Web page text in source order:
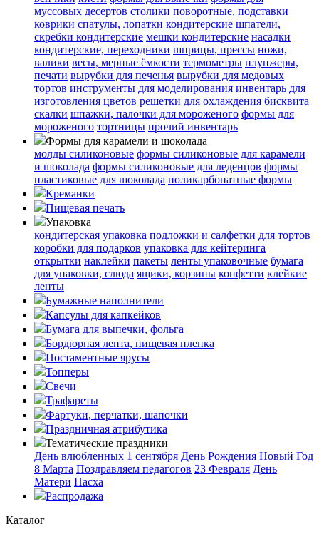
муссовых десертов столики поворотные, подставки
коврики cпатулы, лопатки кондитерские шпатели,
скребки кондитерские мешки кондитерские насадки
кондитерские, переходники шприцы, прессы ножи,
валики весы, мерные ёмкости термометры плунжеры,
печати вырубки для печенья вырубки для медовых
тортов инструменты для моделирования инвентарь для
изготовления цветов решетки для охлаждения бисквита
скалки шпажки, палочки для мороженого формы для
мороженого тортницы прочий инвентарь
Формы для карамели и шоколада
молды силиконовые формы силиконовые для карамели
и шоколада формы силиконовые для леденцов формы
пластиковые для шоколада поликарбонатные формы
Креманки
Пищевая печать
Упаковка
кондитерская упаковка подложки и салфетки для тортов
коробки для подарков упаковка для кейтеринга
открытки наклейки пакеты ленты упаковочные бумага
для упаковки, слюда ящики, корзины конфетти клейкие
ленты
Бумажные наполнители
Капсулы для капкейков
Бумага для выпечки, фольга
Бордюрная лента, пищевая пленка
Постаментные ярусы
Топперы
Свечи
Трафареты
Фартуки, перчатки, шапочки
Праздничная атрибутика
Тематические праздники
День влюбленных 1 сентября День Рождения Новый Год
8 Марта Поздравляем педагогов 23 Февраля День
Матери Пасха
Распродажа
Каталог